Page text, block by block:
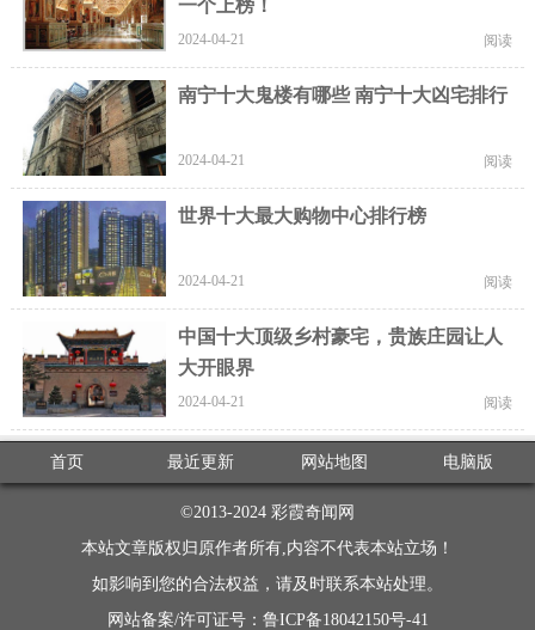
一个上榜！
2024-04-21 阅读
南宁十大鬼楼有哪些 南宁十大凶宅排行
2024-04-21 阅读
世界十大最大购物中心排行榜
2024-04-21 阅读
中国十大顶级乡村豪宅，贵族庄园让人
大开眼界
2024-04-21 阅读
首页 最近更新 网站地图 电脑版
©2013-2024 彩霞奇闻网
本站文章版权归原作者所有,内容不代表本站立场！
如影响到您的合法权益，请及时联系本站处理。
网站备案/许可证号：鲁ICP备18042150号-41